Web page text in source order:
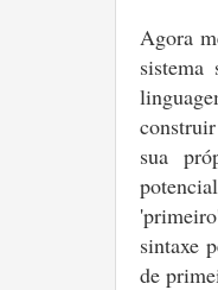
Agora
sistema
sua
sintaxe
de